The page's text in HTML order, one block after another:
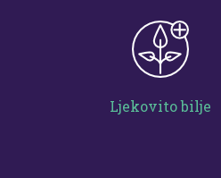
Ljekovito bilje